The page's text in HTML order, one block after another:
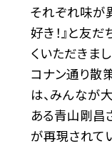
それぞれ味が
好き！』と友
くいただきまし
コナン通り散
は、みんなが
ある青山剛昌
が再現されて